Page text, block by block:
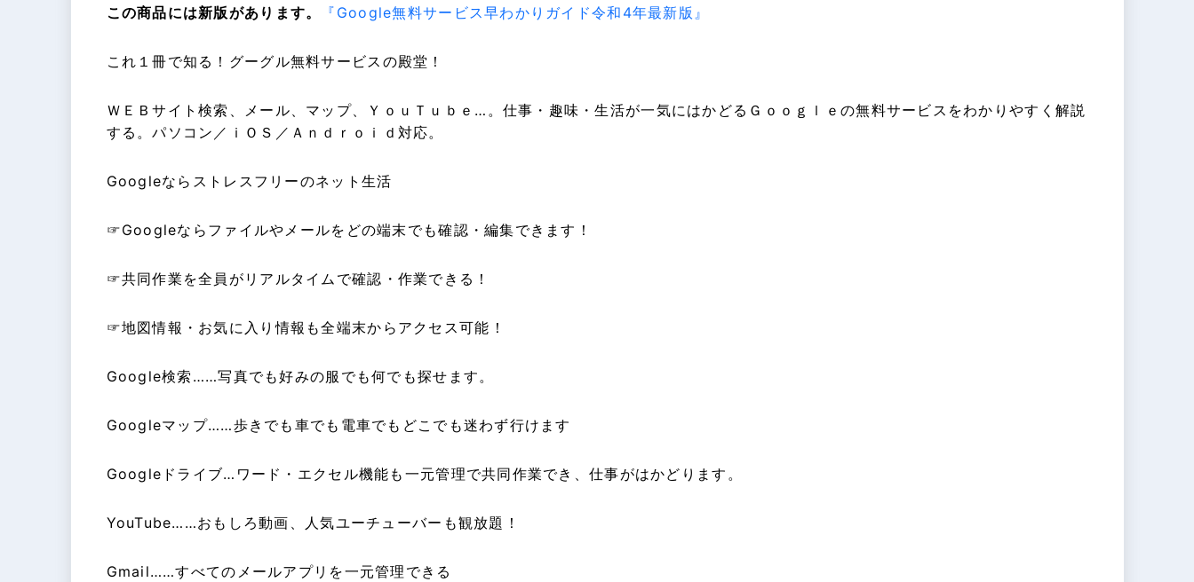
この商品には新版があります。 『Google無料サービス早わかりガイド令和4年最新版』
これ１冊で知る！グーグル無料サービスの殿堂！
ＷＥＢサイト検索、メール、マップ、ＹｏｕＴｕｂｅ…。仕事・趣味・生活が一気にはかどるＧｏｏｇｌｅの無料サービスをわかりやすく解説
する。パソコン／ｉＯＳ／Ａｎｄｒｏｉｄ対応。
Googleならストレスフリーのネット生活
☞Googleならファイルやメールをどの端末でも確認・編集できます！
☞共同作業を全員がリアルタイムで確認・作業できる！
☞地図情報・お気に入り情報も全端末からアクセス可能！
Google検索……写真でも好みの服でも何でも探せます。
Googleマップ……歩きでも車でも電車でもどこでも迷わず行けます
Googleドライブ…ワード・エクセル機能も一元管理で共同作業でき、仕事がはかどります。
YouTube……おもしろ動画、人気ユーチューバーも観放題！
Gmail……すべてのメールアプリを一元管理できる